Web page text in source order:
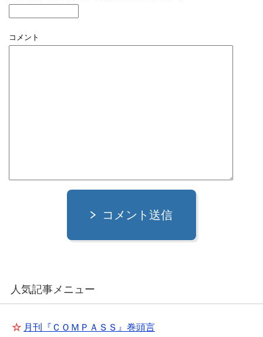
コメント
コメント送信
人気記事メニュー
☆ 月刊『ＣＯＭＰＡＳＳ』巻頭言